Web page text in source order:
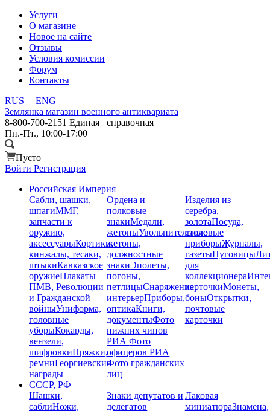
Услуги
О магазине
Новое на сайте
Отзывы
Условия комиссии
Форум
Контакты
RUS | ENG
Землянка магазин военного антиквариата
8-800-700-2151 Единая справочная
Пн.-Пт., 10:00-17:00
Пусто
Войти Регистрация
Российская Империя
Сабли, шашки,
шпагиММГ,
запчасти к
оружию,
аксессуарыКортики,
кинжалы, тесаки,
штыкиКавказское
оружиеПлакаты
ПМВ, Революции
и Гражданской
войныУниформа,
головные
уборыКокарды,
вензели,
шифровкиПряжки,
ремниГеоргиевские
награды
Ордена и
полковые
знакиМедали,
жетоныУвольнительные
жетоны,
должностные
знакиЭполеты,
погоны,
петлицыСнаряжение,
интерьерПриборы,
оптикаКниги,
документыФото
нижних чинов
РИАФото
офицеров РИА
Фото гражданских
лиц
Изделия из
серебра,
золотаПосуда,
столовые
приборыЖурналы,
газетыПуговицы
для
коллекционера
карточкиМонеты,
боныОткрытки,
почтовые
карточки
СССР, РФ
Шашки,
саблиНожи,
Знаки депутатов и
делегатов
Лаковая
миниатюраЗнамена,